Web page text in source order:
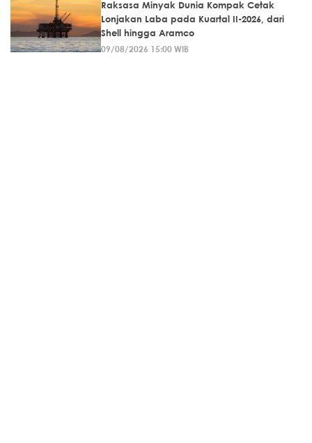
Raksasa Minyak Dunia Kompak Cetak
Lonjakan Laba pada Kuartal II-2026, dari
Shell hingga Aramco
09/08/2026 15:00 WIB